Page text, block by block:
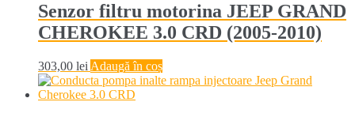
Senzor filtru motorina JEEP GRAND
CHEROKEE 3.0 CRD (2005-2010)
303,00 lei Adaugă în coș